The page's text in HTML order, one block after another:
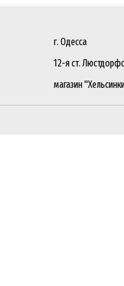
г. Одесса
12-я ст.
магазин